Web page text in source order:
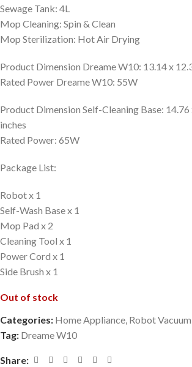
Sewage Tank: 4L
Mop Cleaning: Spin & Clean
Mop Sterilization: Hot Air Drying
Product Dimension Dreame W10: 13.14 x
Rated Power Dreame W10: 55W
Product Dimension Self-Cleaning Base: 14.76
inches
Rated Power: 65W
Package List:
Robot x 1
Self-Wash Base x 1
Mop Pad x 2
Cleaning Tool x 1
Power Cord x 1
Side Brush x 1
Out of stock
Categories: Home Appliance, Robot
Tag: Dreame W10
Share: